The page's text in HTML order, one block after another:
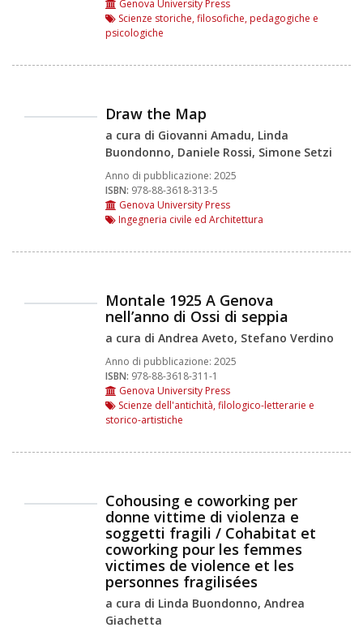
Genova University Press
Scienze storiche, filosofiche, pedagogiche e
psicologiche
Draw the Map
a cura di Giovanni Amadu, Linda
Buondonno, Daniele Rossi, Simone Setzi
Anno di pubblicazione: 2025
ISBN: 978-88-3618-313-5
Genova University Press
Ingegneria civile ed Architettura
Montale 1925 A Genova
nell’anno di Ossi di seppia
a cura di Andrea Aveto, Stefano Verdino
Anno di pubblicazione: 2025
ISBN: 978-88-3618-311-1
Genova University Press
Scienze dell'antichità, filologico-letterarie e
storico-artistiche
Cohousing e coworking per
donne vittime di violenza e
soggetti fragili / Cohabitat et
coworking pour les femmes
victimes de violence et les
personnes fragilisées
a cura di Linda Buondonno, Andrea
Giachetta